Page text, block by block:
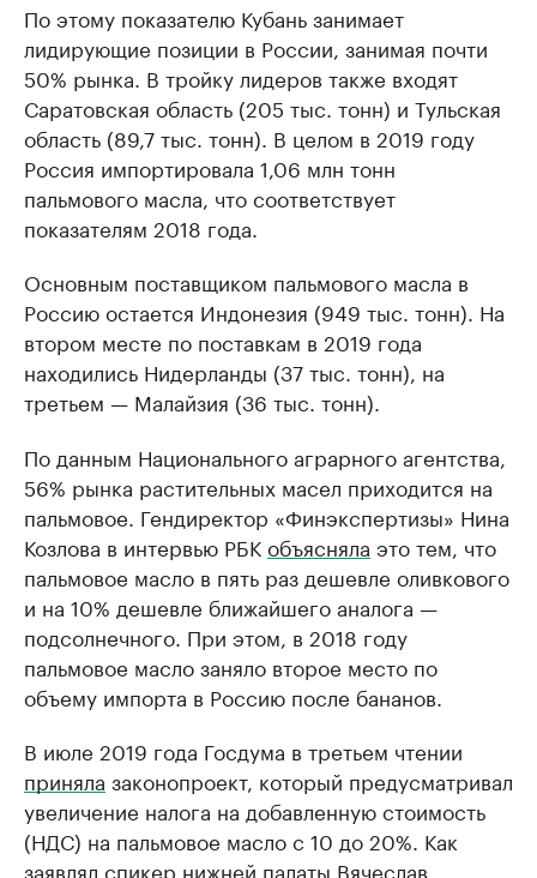
По этому показателю Кубань занимает
лидирующие позиции в России, занимая почти
50% рынка. В тройку лидеров также входят
Саратовская область (205 тыс. тонн) и Тульская
область (89,7 тыс. тонн). В целом в 2019 году
Россия импортировала 1,06 млн тонн
пальмового масла, что соответствует
показателям 2018 года.
Основным поставщиком пальмового масла в
Россию остается Индонезия (949 тыс. тонн). На
втором месте по поставкам в 2019 года
находились Нидерланды (37 тыс. тонн), на
третьем — Малайзия (36 тыс. тонн).
По данным Национального аграрного агентства,
56% рынка растительных масел приходится на
пальмовое. Гендиректор «Финэкспертизы» Нина
Козлова в интервью РБКобъясняла это тем, что
пальмовое масло в пять раз дешевле оливкового
и на 10% дешевле ближайшего аналога —
подсолнечного. При этом, в 2018 году
пальмовое масло заняло второе место по
объему импорта в Россию после бананов.
В июле 2019 года Госдума в третьем чтении
приняла законопроект, который предусматривал
увеличение налога на добавленную стоимость
(НДС) на пальмовое масло с 10 до 20%. Как
заявлял спикер нижней палаты Вячеслав